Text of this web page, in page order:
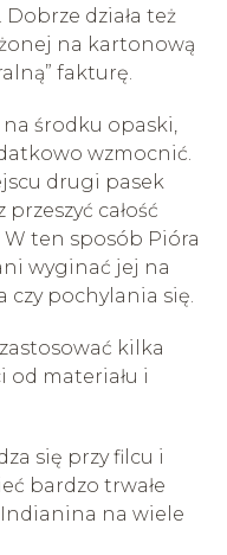
działa też
na kartonową
fakturę.
środku opaski,
wzmocnić.
drugi pasek
całość
ten sposób Pióra
wyginać jej na
czy pochylania się.
kilka
od materiału i
się przy filcu i
bardzo trwałe
Indianina na wiele